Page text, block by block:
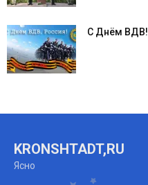
С Днём ВДВ!
KRONSHTADT,RU
Ясно